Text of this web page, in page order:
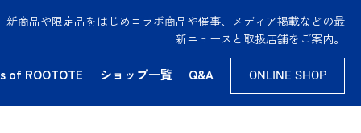
商品や限定品をはじめコラボ商品や催事、メディア掲載などの最
新ニュースと取扱店舗をご案内。
of ROOTOTE ショップ一覧 Q&A ONLINE SHOP